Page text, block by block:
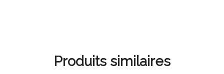
Produits similaires